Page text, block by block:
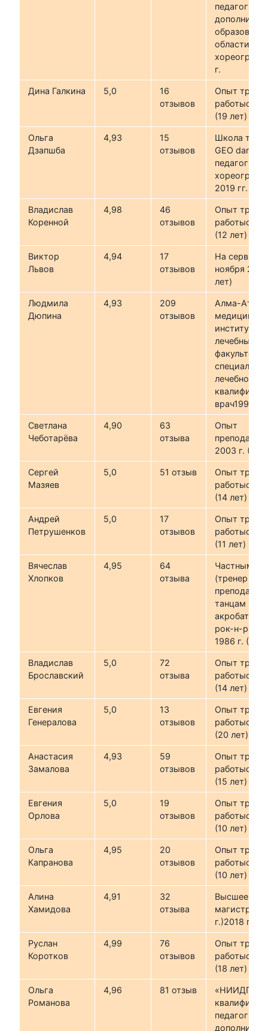
педагог
области
г.
Дина Галкина 5,0
16
отзывов
Опыт
работыс
(19 лет)
Ольга
Дзапшба
4,93
15
отзывов
Школа
GEO dance,
педагог-
2019 гг.
Владислав
Коренной
4,98
46
отзывов
Опыт
работыс
(12 лет)
Виктор
Львов
4,94
17
отзывов
На сервисе
ноября
лет)
Людмила
Дюпина
4,93
209
отзывов
Алма-
институт,
лечебный
факультет,
лечебное
врач1992 г.
Светлана
Чеботарёва
4,90
63
отзыва
Опыт
2003 г. (21
Сергей
Мазяев
5,0 51 отзыв
Опыт
работыс
(14 лет)
Андрей
Петрушенков
5,0
17
отзывов
Опыт
работыс
(11 лет)
Вячеслав
Хлопков
4,95
64
отзыва
Частным
(тренер /
танцам и
рок-н-
1986 г. (38
Владислав
Брославский
5,0
72
отзыва
Опыт
работыс
(14 лет)
Евгения
Генералова
5,0
13
отзывов
Опыт
работыс
(20 лет)
Анастасия
Замалова
4,93
59
отзывов
Опыт
работыс
(15 лет)
Евгения
Орлова
5,0
19
отзывов
Опыт
работыс
(10 лет)
Ольга
Капранова
4,95
20
отзывов
Опыт
работыс
(10 лет)
Алина
Хамидова
4,91
32
отзыва
Высшее
магистр,
г.)2018 г.
Руслан
Коротков
4,99
76
отзывов
Опыт
работыс
(18 лет)
Ольга
Романова
4,96 81 отзыв
«НИИДПО»,
педагог